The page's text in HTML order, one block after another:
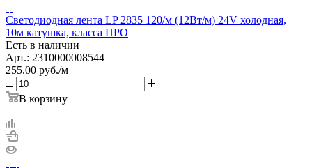
Светодиодная лента LP 2835 120/м (12Вт/м) 24V холодная,
10м катушка, класса ПРО
Есть в наличии
Арт.: 2310000008544
255.00 руб./м
В корзину